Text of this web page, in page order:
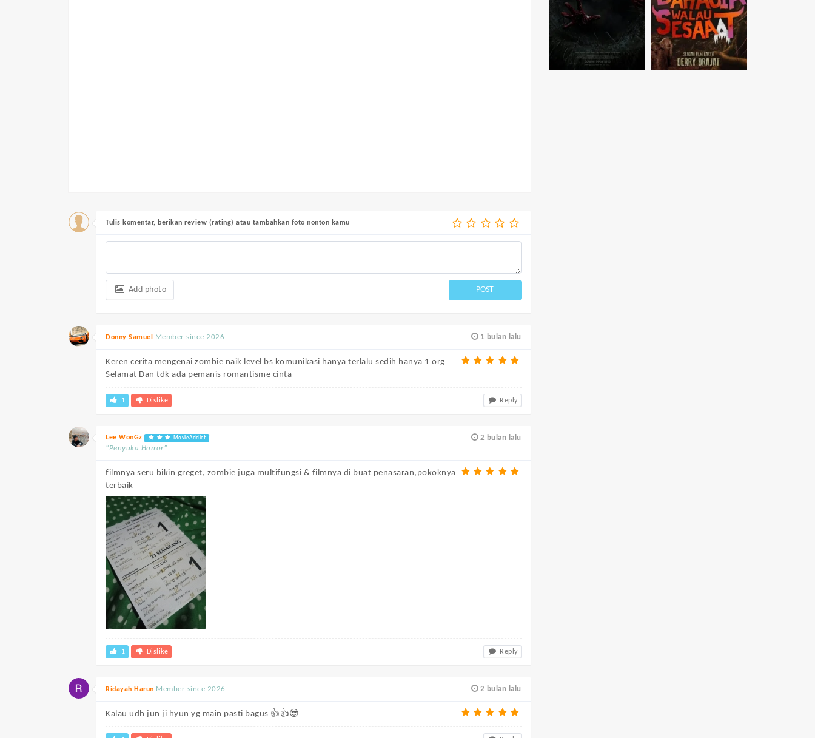
Tulis komentar, berikan review (rating) atau tambahkan foto nonton kamu
Add photo POST
1 bulan lalu
Donny Samuel Member since 2026
Keren cerita mengenai zombie naik level bs komunikasi hanya terlalu sedih hanya 1 org
Selamat Dan tdk ada pemanis romantisme cinta
1 Dislike Reply
2 bulan lalu
Lee WonGz MovieAddict
“Penyuka Horror”
filmnya seru bikin greget, zombie juga multifungsi & filmnya di buat penasaran,pokoknya
terbaik
1 Dislike Reply
2 bulan lalu
Ridayah Harun Member since 2026
Kalau udh jun ji hyun yg main pasti bagus 👍👍😎